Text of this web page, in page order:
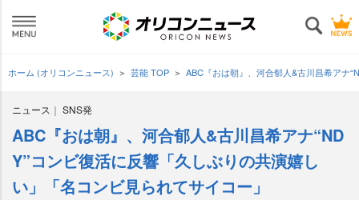
ホーム (オリコンニュース) 芸能 TOP ABC『おは朝』、河合郁人&古川昌希アナ
ニュース SNS発
ABC『おは朝』、河合郁人&古川昌希アナ“ND
Y”コンビ復活に反響「久しぶりの共演嬉し
い」「名コンビ見られてサイコー」